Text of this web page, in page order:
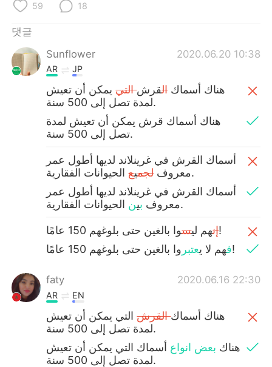
59 18
댓글
Sunflower
2020.06.20 10:38
AR JP
‎هناك أسماكالقرشالتييمكن أن تعيش
لمدة تصل إلى 500 سنة.
تصل إلى 500 سنة.
أسماك القرش في غرينلاند لديها أطول عمر
معروفلجميع
الحيوانات الفقارية.
أسماك القرش في غرينلاند لديها أطول عمر
معروف بين الحيوانات الفقارية.
إنهم ليس
وا بالغين حتى بلوغهم 150 عامًا!
فهم ل يعتبر وا بالغين حتى بلوغهم 150 عامًا!
faty 2020.06.16 22:30
AR EN
‎هناك أسماكالقرشالتي يمكن أن تعيش
لمدة تصل إلى 500 سنة.
‎هناك بعض انواع أسماك التي يمكن أن تعيش
لمدة تصل إلى 500 سنة.